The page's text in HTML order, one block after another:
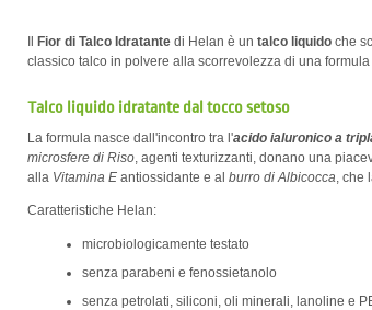
Fior di Talco Idratantedi Helan è un talco liquidoche
classico talco in polvere alla scorrevolezza di una
Talco liquido idratante dal tocco setoso
La formula nasce dall'incontro tra l'acido ialuronico a
microsfere di Riso, agenti texturizzanti, donano una
alla Vitamina Eantiossidante e al burro di Albicocca, che
Caratteristiche Helan:
microbiologicamente testato
senza parabeni e fenossietanolo
senza petrolati, siliconi, oli minerali, lanoline e